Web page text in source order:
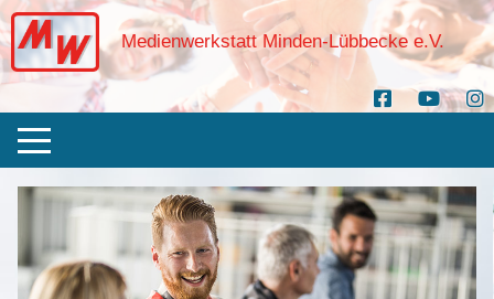
Medienwerkstatt Minden-Lübbecke e.V.